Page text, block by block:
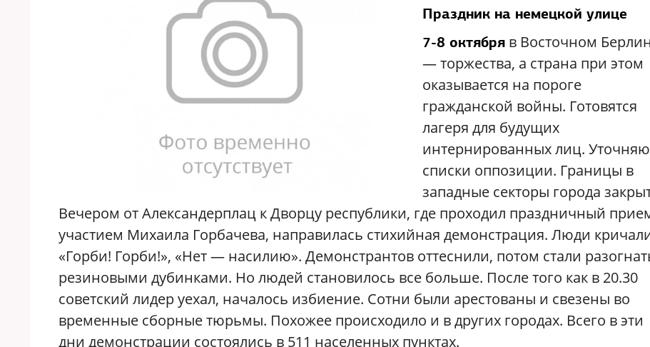
Праздник на немецкой улице
7-8 октября в Восточном
— торжества, а страна при этом
оказывается на пороге
гражданской войны. Готовятся
лагеря для будущих
интернированных лиц.
списки оппозиции. Границы в
западные секторы города
Вечером от Александерплац к Дворцу республики, где проходил праздничный
участием Михаила Горбачева, направилась стихийная демонстрация. Люди
«Горби! Горби!», «Нет — насилию». Демонстрантов оттеснили, потом стали
резиновыми дубинками. Но людей становилось все больше. После того как в 20.30
советский лидер уехал, началось избиение. Сотни были арестованы и свезены во
временные сборные тюрьмы. Похожее происходило и в других городах. Всего в эти
дни демонстрации состоялись в 511 населенных пунктах.